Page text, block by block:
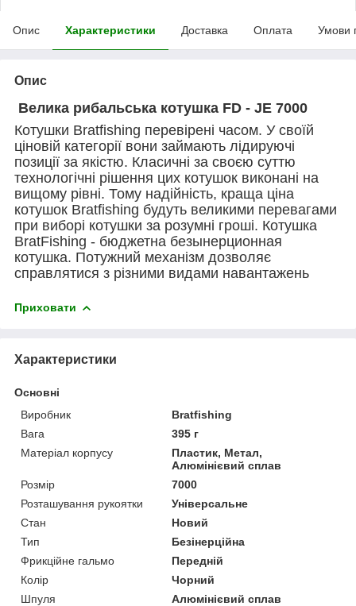
Опис Характеристики Доставка Оплата Умови
Опис
Велика рибальська котушка FD - JE 7000
Котушки Bratfishing перевірені часом. У своїй
ціновій категорії вони займають лідируючі
позиції за якістю. Класичні за своєю суттю
технологічні рішення цих котушок виконані на
вищому рівні. Тому надійність, краща ціна
котушок Bratfishing будуть великими перевагами
при виборі котушки за розумні гроші. Котушка
BratFishing - бюджетна безынерционная
котушка. Потужний механізм дозволяє
справлятися з різними видами навантажень
Приховати
Характеристики
Основні
Виробник
Bratfishing
Вага
395 г
Матеріал корпусу
Пластик, Метал,
Алюмінієвий сплав
Розмір
7000
Розташування рукоятки
Універсальне
Стан
Новий
Тип
Безінерційна
Фрикційне гальмо
Передній
Колір
Чорний
Шпуля
Алюмінієвий сплав